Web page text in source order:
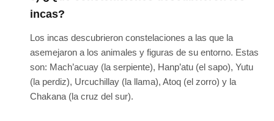
incas?
Los incas descubrieron constelaciones a las que la
asemejaron a los animales y figuras de su entorno. Estas
son: Mach’acuay (la serpiente), Hanp’atu (el sapo), Yutu
(la perdiz), Urcuchillay (la llama), Atoq (el zorro) y la
Chakana (la cruz del sur).